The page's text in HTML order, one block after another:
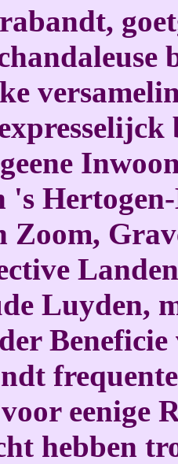
Zoom,
Luyden,
eenige
hebben